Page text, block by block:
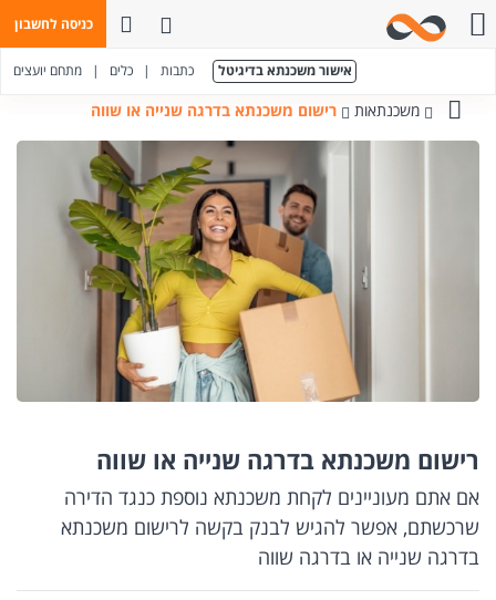
כניסה לחשבון
פתח חיפושחייגו אלינו
אישור משכנתא בדיגיטל כתבות | כלים | מתחם יועצים
משכנתאות רישום משכנתא בדרגה שנייה או שווה
רישום משכנתא בדרגה שנייה או שווה
אם אתם מעוניינים לקחת משכנתא נוספת כנגד הדירה
שרכשתם, אפשר להגיש לבנק בקשה לרישום משכנתא
בדרגה שנייה או בדרגה שווה